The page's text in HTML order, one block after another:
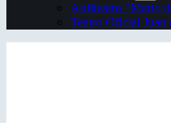
Anfiteatro “Mario
Teatro Oficial Juan